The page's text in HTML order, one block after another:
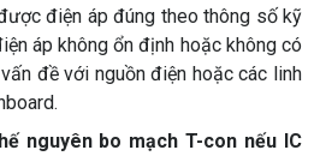
điện áp đúng theo thông số kỹ
áp không ổn định hoặc không có
đề với nguồn điện hoặc các linh
nguyên bo mạch T-con nếu IC